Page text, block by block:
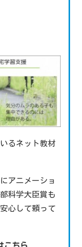
るネット教材
アニメーショ
科学大臣賞も
心して頼って